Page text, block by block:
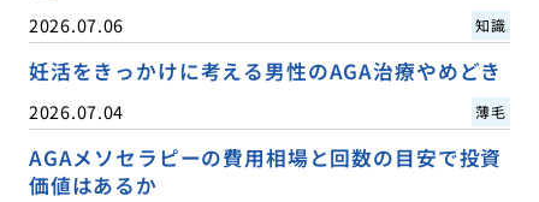
2026.07.06 知識
妊活をきっかけに考える男性のAGA治療やめどき
2026.07.04 薄毛
AGAメソセラピーの費用相場と回数の目安で投資
価値はあるか